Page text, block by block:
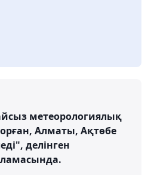
метеорологиялық
Алматы, Ақтөбе
делінген